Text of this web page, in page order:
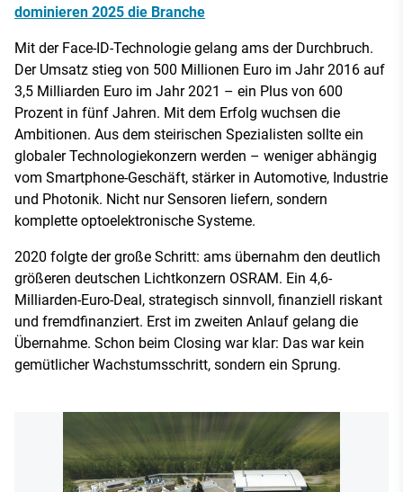
dominieren 2025 die Branche
Mit der Face-ID-Technologie gelang ams der Durchbruch.
Der Umsatz stieg von 500 Millionen Euro im Jahr 2016 auf
3,5 Milliarden Euro im Jahr 2021 – ein Plus von 600
Prozent in fünf Jahren. Mit dem Erfolg wuchsen die
Ambitionen. Aus dem steirischen Spezialisten sollte ein
globaler Technologiekonzern werden – weniger abhängig
vom Smartphone-Geschäft, stärker in Automotive, Industrie
und Photonik. Nicht nur Sensoren liefern, sondern
komplette optoelektronische Systeme.
2020 folgte der große Schritt: ams übernahm den deutlich
größeren deutschen Lichtkonzern OSRAM. Ein 4,6-
Milliarden-Euro-Deal, strategisch sinnvoll, finanziell riskant
und fremdfinanziert. Erst im zweiten Anlauf gelang die
Übernahme. Schon beim Closing war klar: Das war kein
gemütlicher Wachstumsschritt, sondern ein Sprung.